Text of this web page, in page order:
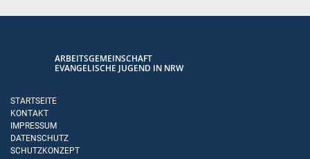
ARBEITSGEMEINSCHAFT
EVANGELISCHE JUGEND IN NRW
STARTSEITE
KONTAKT
IMPRESSUM
DATENSCHUTZ
SCHUTZKONZEPT